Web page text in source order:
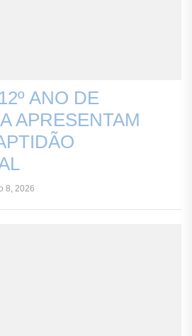
ANO DE
APRESENTAM
8, 2026